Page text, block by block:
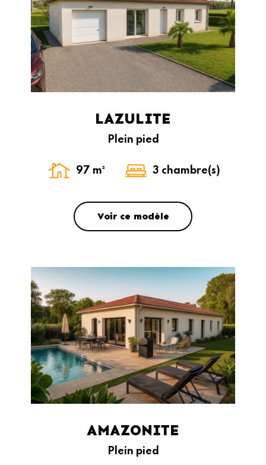
LAZULITE
Plein pied
97 m² 3 chambre(s)
Voir ce modèle
AMAZONITE
Plein pied